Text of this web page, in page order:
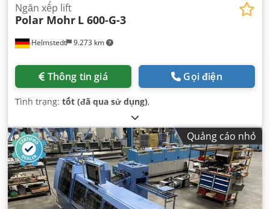
Helmstedt 9.273 km
Ngăn xếp lift
Polar Mohr L 600-G-3
Thông tin giá Gọi điện
Tình trạng: tốt (đã qua sử dụng),
Quảng cáo nhỏ